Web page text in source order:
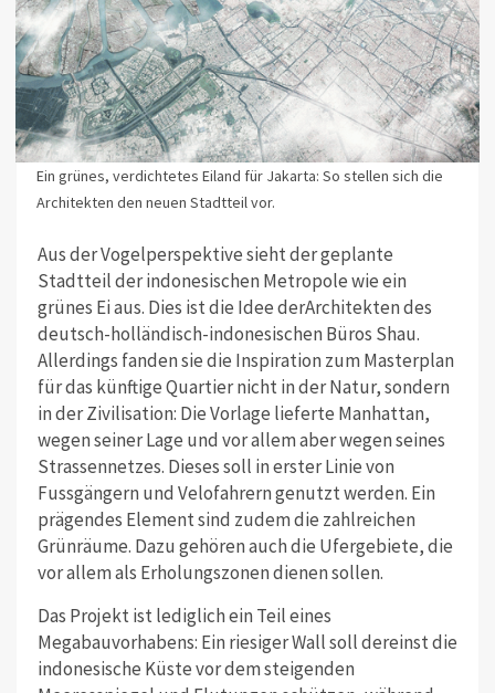
Ein grünes, verdichtetes Eiland für Jakarta: So stellen sich die
Architekten den neuen Stadtteil vor.
Aus der Vogelperspektive sieht der geplante
Stadtteil der indonesischen Metropole wie ein
grünes Ei aus. Dies ist die Idee derArchitekten des
deutsch-holländisch-indonesischen Büros Shau.
Allerdings fanden sie die Inspiration zum Masterplan
für das künftige Quartier nicht in der Natur, sondern
in der Zivilisation: Die Vorlage lieferte Manhattan,
wegen seiner Lage und vor allem aber wegen seines
Strassennetzes. Dieses soll in erster Linie von
Fussgängern und Velofahrern genutzt werden. Ein
prägendes Element sind zudem die zahlreichen
Grünräume. Dazu gehören auch die Ufergebiete, die
vor allem als Erholungszonen dienen sollen.
Das Projekt ist lediglich ein Teil eines
Megabauvorhabens: Ein riesiger Wall soll dereinst die
indonesische Küste vor dem steigenden